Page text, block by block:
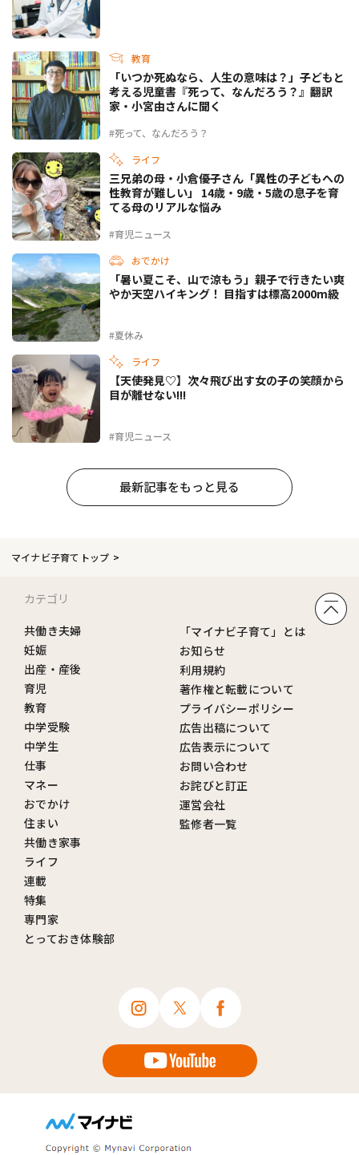
教育
#死って、なんだろう？
「いつか死ぬなら、人生の意味は？」子どもと
考える児童書『死って、なんだろう？』翻訳
家・小宮由さんに聞く
ライフ
#育児ニュース
三兄弟の母・小倉優子さん「異性の子どもへの
性教育が難しい」 14歳・9歳・5歳の息子を育
てる母のリアルな悩み
おでかけ
#夏休み
「暑い夏こそ、山で涼もう」親子で行きたい爽
やか天空ハイキング！ 目指すは標高2000m級
ライフ
#育児ニュース
【天使発見♡】次々飛び出す女の子の笑顔から
目が離せない!!!
最新記事をもっと見る
マイナビ子育てトップ
カテゴリ
共働き夫婦
妊娠
出産・産後
育児
教育
中学受験
中学生
仕事
マネー
おでかけ
住まい
共働き家事
ライフ
連載
特集
専門家
とっておき体験部
「マイナビ子育て」とは
お知らせ
利用規約
著作権と転載について
プライバシーポリシー
広告出稿について
広告表示について
お問い合わせ
お詫びと訂正
運営会社
監修者一覧